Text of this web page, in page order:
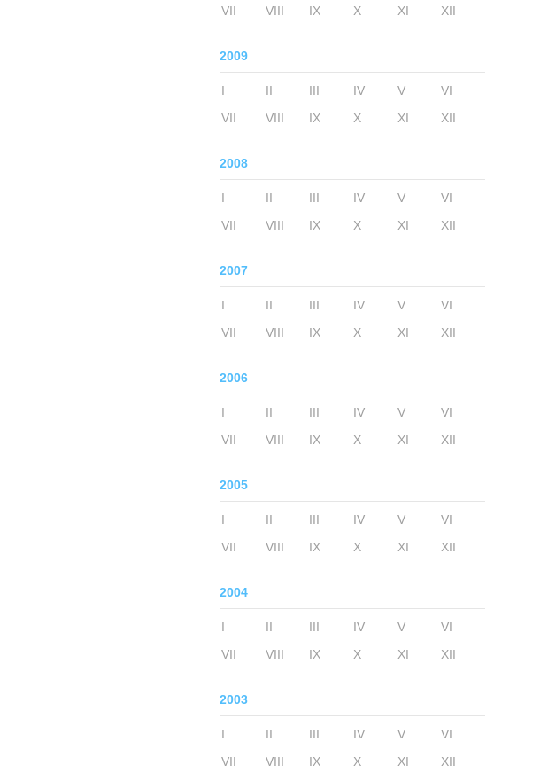
VII
VIII IX X XI XII
2009
I II III IV V
VI
VII
VIII IX X XI XII
2008
I II III IV V
VI
VII
VIII IX X XI XII
2007
I II III IV V
VI
VII
VIII IX X XI XII
2006
I II III IV V
VI
VII
VIII IX X XI XII
2005
I II III IV V
VI
VII
VIII IX X XI XII
2004
I II III IV V
VI
VII
VIII IX X XI XII
2003
I II III IV V
VI
VII
VIII IX X XI XII